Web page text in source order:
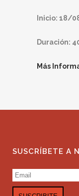
Inicio: 18/
Duración:
Más
SUSCRÍBETE A